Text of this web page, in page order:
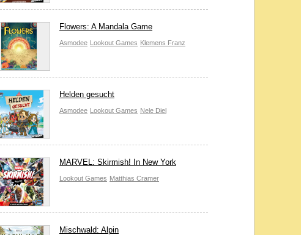
Flowers: A Mandala Game
Asmodee Lookout Games Klemens Franz
Helden gesucht
Asmodee Lookout Games Nele Diel
MARVEL: Skirmish! In New York
Lookout Games Matthias Cramer
Mischwald: Alpin